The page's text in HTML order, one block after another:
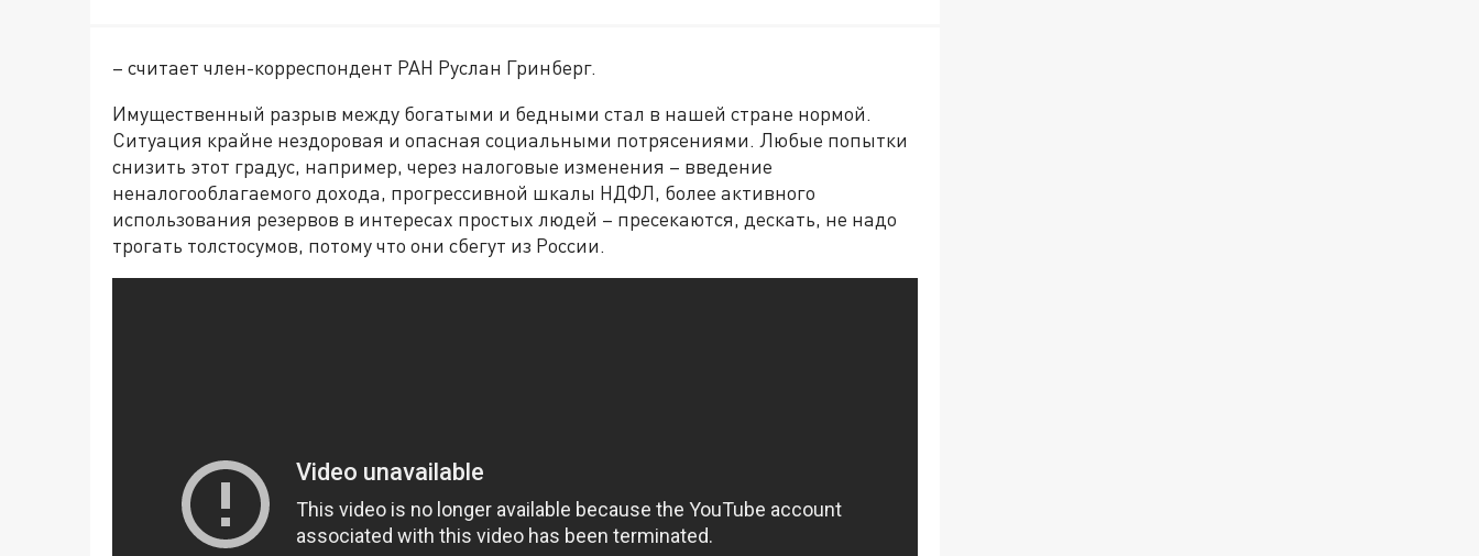
– считает член-корреспондент РАН Руслан Гринберг.
Имущественный разрыв между богатыми и бедными стал в нашей стране нормой.
Ситуация крайне нездоровая и опасная социальными потрясениями. Любые попытки
снизить этот градус, например, через налоговые изменения – введение
неналогооблагаемого дохода, прогрессивной шкалы НДФЛ, более активного
использования резервов в интересах простых людей – пресекаются, дескать, не надо
трогать толстосумов, потому что они сбегут из России.